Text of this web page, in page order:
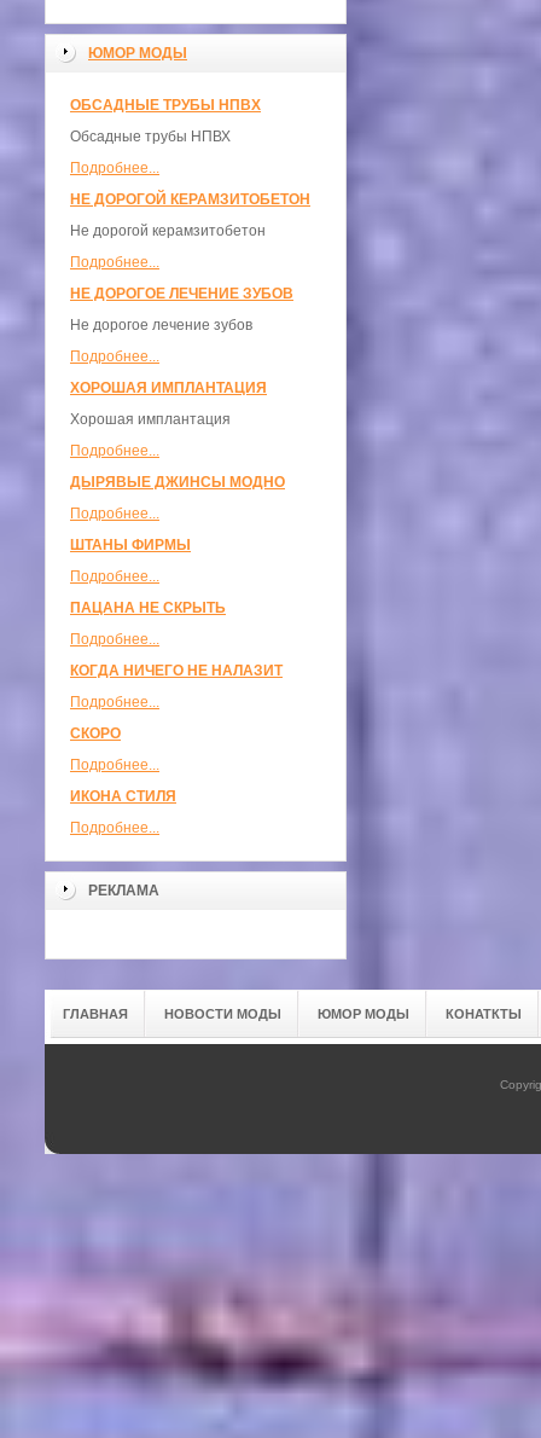
ЮМОР МОДЫ
ОБСАДНЫЕ ТРУБЫ НПВХ
Обсадные трубы НПВХ
Подробнее...
НЕ ДОРОГОЙ КЕРАМЗИТОБЕТОН
Не дорогой керамзитобетон
Подробнее...
НЕ ДОРОГОЕ ЛЕЧЕНИЕ ЗУБОВ
Не дорогое лечение зубов
Подробнее...
ХОРОШАЯ ИМПЛАНТАЦИЯ
Хорошая имплантация
Подробнее...
ДЫРЯВЫЕ ДЖИНСЫ МОДНО
Подробнее...
ШТАНЫ ФИРМЫ
Подробнее...
ПАЦАНА НЕ СКРЫТЬ
Подробнее...
КОГДА НИЧЕГО НЕ НАЛАЗИТ
Подробнее...
СКОРО
Подробнее...
ИКОНА СТИЛЯ
Подробнее...
РЕКЛАМА
ГЛАВНАЯ НОВОСТИ МОДЫ ЮМОР МОДЫ КОНАТКТЫ